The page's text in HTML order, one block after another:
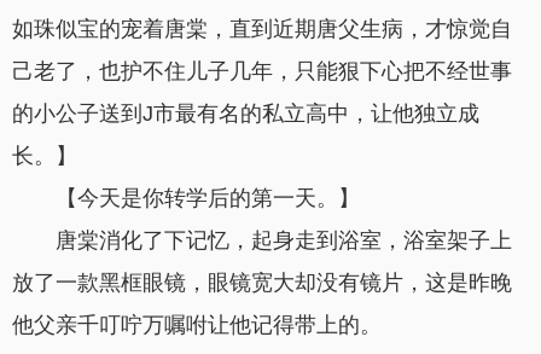
如珠似宝的宠着唐棠，直到近期唐父生病，才惊觉自
己老了，也护不住儿子几年，只能狠下心把不经世事
的小公子送到J市最有名的私立高中，让他独立成
长。】
【今天是你转学后的第一天。】
唐棠消化了下记忆，起身走到浴室，浴室架子上
放了一款黑框眼镜，眼镜宽大却没有镜片，这是昨晚
他父亲千叮咛万嘱咐让他记得带上的。